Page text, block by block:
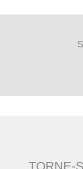
TORNE-